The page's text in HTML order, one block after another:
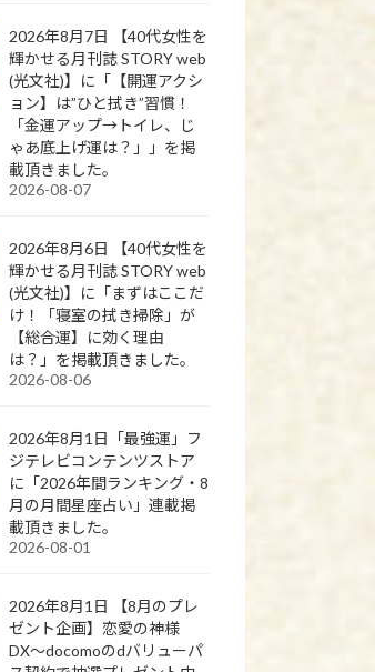
2026年8月7日 【40代女性を
輝かせる月刊誌 STORY web
(光文社)】に「【開運アクシ
ョン】は”ひと拭き”習慣！
「金運アップ→トイレ、じ
ゃあ底上げ運は？」」を掲
載頂きました。
2026-08-07
2026年8月6日 【40代女性を
輝かせる月刊誌 STORY web
(光文社)】に「まずはここだ
け！「寝室の拭き掃除」が
【総合運】に効く理由
は？」を掲載頂きました。
2026-08-06
2026年8月1日「最強運」フ
ジテレビコンテンツストア
に「2026年間ランキング・8
月の月間星座占い」連載掲
載頂きました。
2026-08-01
2026年8月1日 【8月のプレ
ゼント企画】恋愛の神様
DX〜docomoのdバリューパ